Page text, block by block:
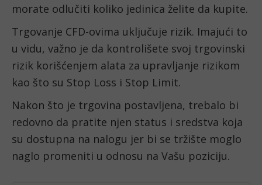
morate odlučiti koliko jedinica želite da kupite.
Trgovanje CFD-ovima uključuje rizik. Imajući to
u vidu, važno je da kontrolišete svoj trgovinski
rizik korišćenjem alata za upravljanje rizikom
kao što su Stop Loss i Stop Limit.
Nakon što je trgovina postavljena, trebalo bi
redovno da pratite njen status i sredstva koja
su dostupna na nalogu jer bi se tržište moglo
naglo promeniti u odnosu na Vašu poziciju.